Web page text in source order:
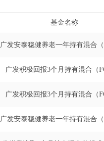
基金名称
广发安泰稳健养老一年持有混合
广发积极回报3个月持有混合（
广发积极回报3个月持有混合（
广发安泰稳健养老一年持有混合